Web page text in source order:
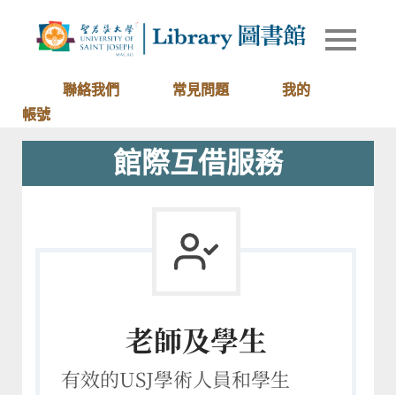
圖書館
Library of
聯絡我們 常見問題
我的
帳號
館際互借服務
老師及學生
有效的USJ學術人員和學生